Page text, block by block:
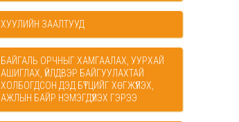
ХУУЛИЙН ЗААЛТУУД
БАЙГАЛЬ ОРЧНЫГ ХАМГААЛАХ, УУРХАЙ
АШИГЛАХ, ҮЙЛДВЭР БАЙГУУЛАХТАЙ
ХОЛБОГДСОН ДЭД БҮТЦИЙГ ХӨГЖҮҮЛЭХ,
АЖЛЫН БАЙР НЭМЭГДҮҮЛЭХ ГЭРЭЭ